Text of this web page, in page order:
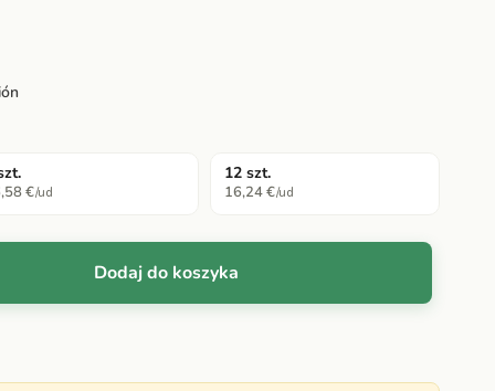
€/ud
12 szt.
16,24 €/ud
Dodaj do koszyka